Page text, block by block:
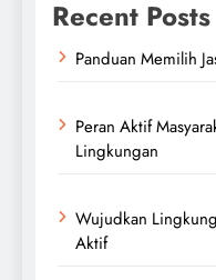
Recent Posts
Panduan Memilih
Peran Aktif
Lingkungan
Wujudkan
Aktif